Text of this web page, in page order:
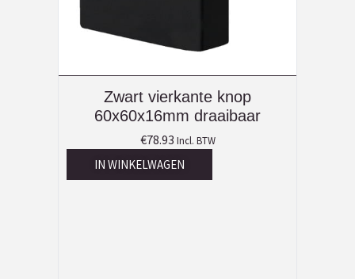
Zwart vierkante knop
60x60x16mm draaibaar
€78.93 Incl. BTW
IN WINKELWAGEN